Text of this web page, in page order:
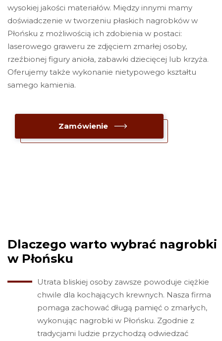
wysokiej jakości materiałów. Między innymi mamy
doświadczenie w tworzeniu płaskich nagrobków w
Płońsku z możliwością ich zdobienia w postaci:
laserowego graweru ze zdjęciem zmarłej osoby,
rzeźbionej figury anioła, zabawki dziecięcej lub krzyża.
Oferujemy także wykonanie nietypowego kształtu
samego kamienia.
Zamówienie
Dlaczego warto wybrać nagrobki
w Płońsku
Utrata bliskiej osoby zawsze powoduje ciężkie
chwile dla kochających krewnych. Nasza firma
pomaga zachować długą pamięć o zmarłych,
wykonując nagrobki w Płońsku. Zgodnie z
tradycjami ludzie przychodzą odwiedzać